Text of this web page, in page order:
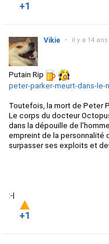
+1
Vikie • il y a 14 ans
Putain Rip
peter-parker-meurt-dans-le-
Toutefois, la mort de Peter
Le corps du docteur
dans la dépouille de
empreint de la personnalité
surpasser ses exploits et
:-|
+1